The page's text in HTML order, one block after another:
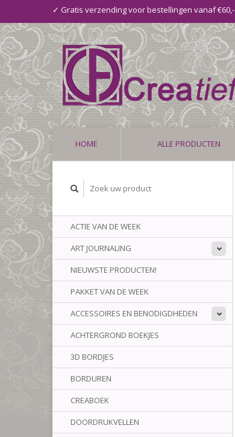
✓ Gratis verzending voor bestellingen vanaf €60,-
HOME ALLE PRODUCTEN
ACTIE VAN DE WEEK
ART JOURNALING
NIEUWSTE PRODUCTEN!
PAKKET VAN DE WEEK
ACCESSOIRES EN BENODIGDHEDEN
ACHTERGROND BOEKJES
3D BORDJES
BORDUREN
CREABOEK
DOORDRUKVELLEN